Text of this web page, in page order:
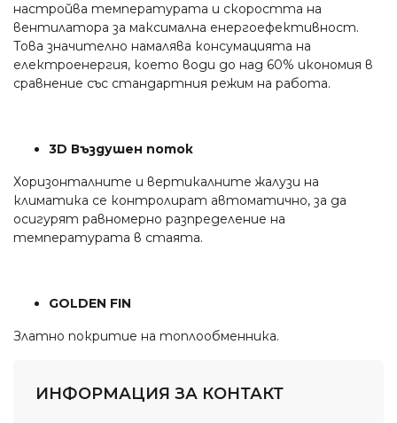
настройва температурата и скоростта на
вентилатора за максимална енергоефективност.
Това значително намалява консумацията на
електроенергия, което води до над 60% икономия в
сравнение със стандартния режим на работа.
3D Въздушен поток
Хоризонталните и вертикалните жалузи на
климатика се контролират автоматично, за да
осигурят равномерно разпределение на
температурата в стаята.
GOLDEN FIN
Златно покритие на топлообменника.
ИНФОРМАЦИЯ ЗА КОНТАКТ